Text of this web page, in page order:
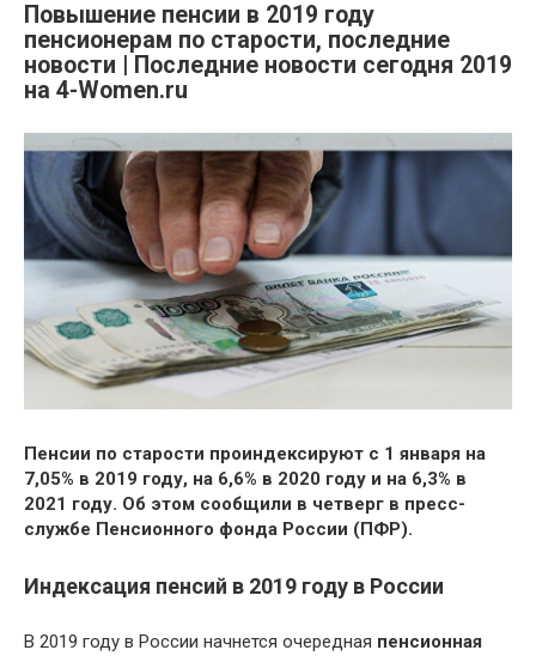
Повышение пенсии в 2019 году
пенсионерам по старости, последние
новости | Последние новости сегодня 2019
на 4-Women.ru
Пенсии по старости проиндексируют с 1 января на
7,05% в 2019 году, на 6,6% в 2020 году и на 6,3% в
2021 году. Об этом сообщили в четверг в пресс-
службе Пенсионного фонда России (ПФР).
Индексация пенсий в 2019 году в России
В 2019 году в России начнется очередная пенсионная